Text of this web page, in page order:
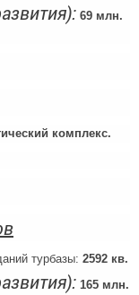
69 млн.
комплекс.
турбазы: 2592 кв.
165 млн.